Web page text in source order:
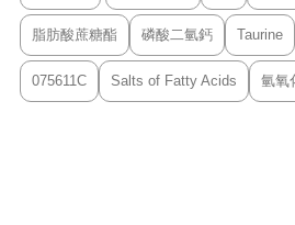
脂肪酸蔗糖酯 磷酸二氫鈣 Taurine
075611C Salts of Fatty Acids 氫氧